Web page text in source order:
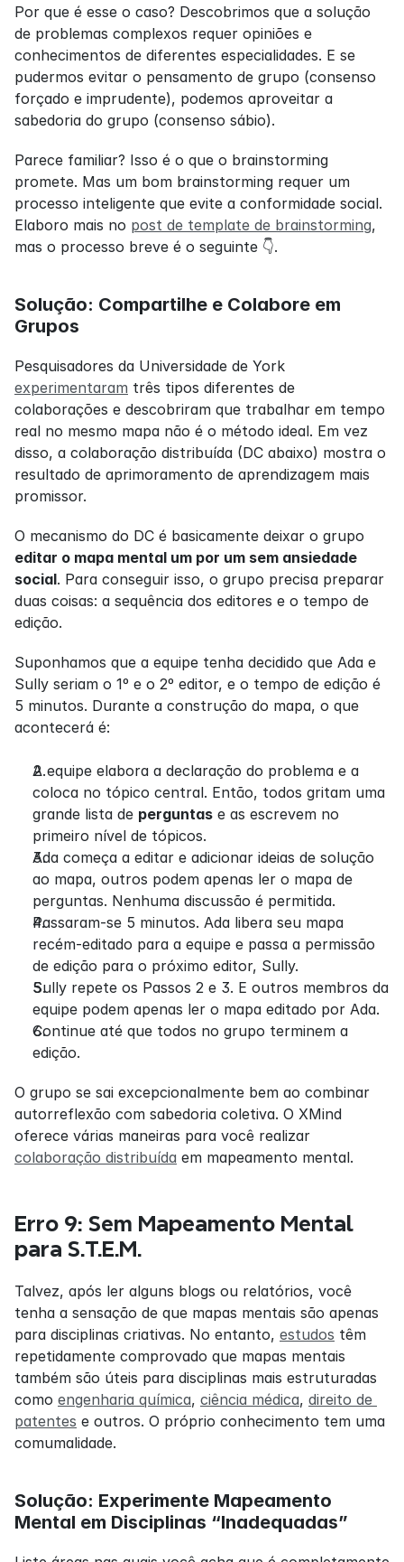
Por que é esse o caso? Descobrimos que a solução
de problemas complexos requer opiniões e
conhecimentos de diferentes especialidades. E se
pudermos evitar o pensamento de grupo (consenso
forçado e imprudente), podemos aproveitar a
sabedoria do grupo (consenso sábio).
Parece familiar? Isso é o que o brainstorming
promete. Mas um bom brainstorming requer um
processo inteligente que evite a conformidade social.
Elaboro mais no post de template de brainstorming,
mas o processo breve é o seguinte 👇.
Solução: Compartilhe e Colabore em
Grupos
experimentaram três tipos diferentes de
colaborações e descobriram que trabalhar em tempo
real no mesmo mapa não é o método ideal. Em vez
disso, a colaboração distribuída (DC abaixo) mostra o
resultado de aprimoramento de aprendizagem mais
promissor.
editar o mapa mental um por um sem ansiedade
social. Para conseguir isso, o grupo precisa preparar
duas coisas: a sequência dos editores e o tempo de
edição.
Suponhamos que a equipe tenha decidido que Ada e
Sully seriam o 1º e o 2º editor, e o tempo de edição é
5 minutos. Durante a construção do mapa, o que
acontecerá é:
A equipe elabora a declaração do problema e a
coloca no tópico central. Então, todos gritam uma
grande lista de perguntas e as escrevem no
primeiro nível de tópicos.
Ada começa a editar e adicionar ideias de solução
ao mapa, outros podem apenas ler o mapa de
perguntas. Nenhuma discussão é permitida.
Passaram-se 5 minutos. Ada libera seu mapa
recém-editado para a equipe e passa a permissão
de edição para o próximo editor, Sully.
Sully repete os Passos 2 e 3. E outros membros da
equipe podem apenas ler o mapa editado por Ada.
Continue até que todos no grupo terminem a
edição.
O grupo se sai excepcionalmente bem ao combinar
autorreflexão com sabedoria coletiva. O XMind
colaboração distribuída em mapeamento mental.
Erro 9: Sem Mapeamento Mental
para S.T.E.M.
Talvez, após ler alguns blogs ou relatórios, você
tenha a sensação de que mapas mentais são apenas
para disciplinas criativas. No entanto, estudos têm
repetidamente comprovado que mapas mentais
também são úteis para disciplinas mais estruturadas
como engenharia química, ciência médica, direito de
patentes e outros. O próprio conhecimento tem uma
comumalidade.
Solução: Experimente Mapeamento
Mental em Disciplinas “Inadequadas”